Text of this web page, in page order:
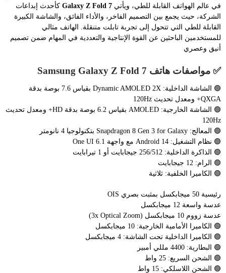
في عالم الهواتف القابلة للطي، ويأتي Galaxy Z Fold 7 كأحدث إبداعات
الشركة، حيث يجمع بين التصميم الفاخر، والأداء الفائق، والشاشة الكبيرة
القابلة للطي التي تتحول إلى تجربة تابلت متنقلة. الهاتف مثالي
للمستخدمين الباحثين عن القوة الإنتاجية والتعددية في المهام ضمن تصميم
أنيق وعصري
✅ مواصفات هاتف Samsung Galaxy Z Fold 7
🟢 الشاشة الداخلية: Dynamic AMOLED 2X بقياس 7.6 بوصة بدقة
QXGA+ ومعدل تحديث 120Hz
🟢 الشاشة الخارجية: AMOLED بقياس 6.2 بوصة بدقة HD+ ومعدل تحديث
120Hz
🟢 المعالج: Snapdragon 8 Gen 3 for Galaxy بتكنولوجيا 4 نانومتر
🟢 نظام التشغيل: Android 14 مع واجهة One UI 6.1
🟢 الذاكرة الداخلية: 256/512 جيجابايت أو 1 تيرابايت
🟢 الرام: 12 جيجابايت
🟢 الكاميرا الخلفية: ثلاثية
رئيسية 50 ميجابكسل بمثبت بصري OIS
عدسة واسعة 12 ميجابكسل
عدسة زووم 10 ميجابكسل (3x Optical Zoom)
🟢 الكاميرا الأمامية الخارجية: 10 ميجابكسل
🟢 الكاميرا الداخلية تحت الشاشة: 4 ميجابكسل
🟢 البطارية: 4400 مللي أمبير
🟢 الشحن السريع: 25 واط
🟢 الشحن اللاسلكي: 15 واط